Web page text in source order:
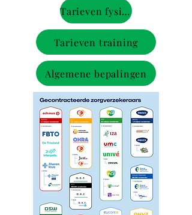
Tarieven fysiotherapie
Tarieven training
Algemene bepalingen